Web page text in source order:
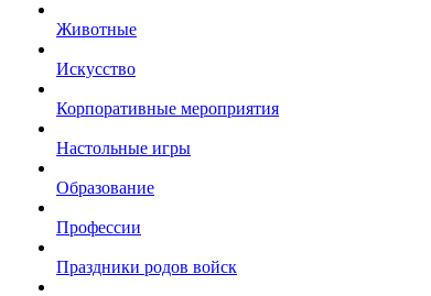
Животные
Искусство
Корпоративные мероприятия
Настольные игры
Образование
Профессии
Праздники родов войск